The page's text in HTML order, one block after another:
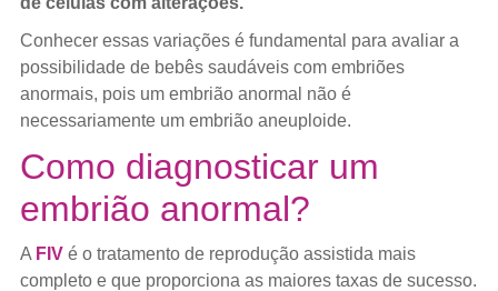
Conhecer essas variações é fundamental para avaliar a
possibilidade de bebês saudáveis com embriões
anormais, pois um embrião anormal não é
necessariamente um embrião aneuploide.
Como diagnosticar um
embrião anormal?
A FIVé o tratamento de reprodução assistida mais
completo e que proporciona as maiores taxas de sucesso.